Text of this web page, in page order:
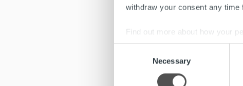
withdraw your consent any
Find out more about how your
We use cookies to personalise
other information that you’ve
Necessary
muuttaa
Uusi